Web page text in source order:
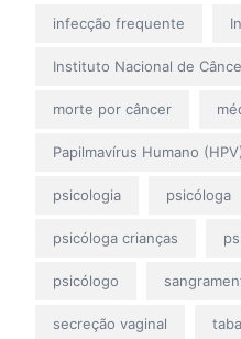
infecção frequente
Instituto Nacional de
morte por câncer
Papilmavírus Humano
psicologia psicóloga
psicóloga crianças
psicólogo
secreção vaginal